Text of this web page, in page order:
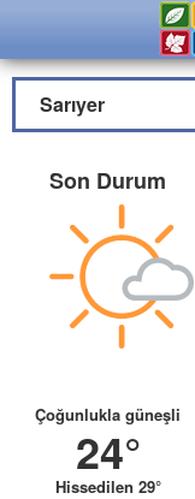
Sarıyer
Son Durum
Çoğunlukla güneşli
24°
Hissedilen 29°